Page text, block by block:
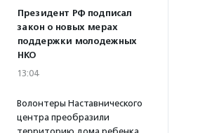
Президент РФ подписал
закон о новых мерах
поддержки молодежных
НКО
13:04
Волонтеры Наставнического
центра преобразили